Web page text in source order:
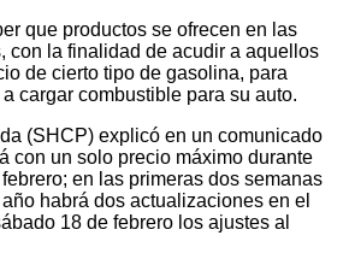
que productos se ofrecen en las
con la finalidad de acudir a aquellos
de cierto tipo de gasolina, para
cargar combustible para su auto.
(SHCP) explicó en un comunicado
con un solo precio máximo durante
en las primeras dos semanas
habrá dos actualizaciones en el
18 de febrero los ajustes al